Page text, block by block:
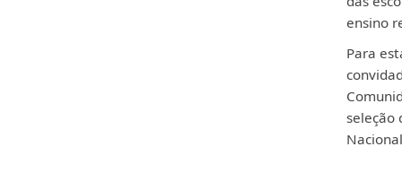
ensino
Para
seleção